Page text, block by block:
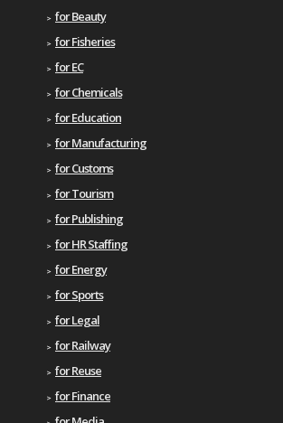
for Beauty
for Fisheries
for EC
for Chemicals
for Education
for Manufacturing
for Customs
for Tourism
for Publishing
for HR Staffing
for Energy
for Sports
for Legal
for Railway
for Reuse
for Finance